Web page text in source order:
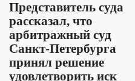
Представитель суда
рассказал, что
арбитражный суд
Санкт-Петербурга
принял решение
удовлетворить иск